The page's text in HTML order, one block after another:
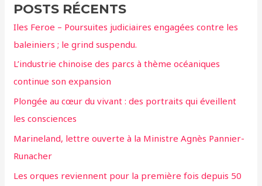
r
c
h
e
r
:
POSTS RÉCENTS
Iles Feroe – Poursuites judiciaires engagées contre les
baleiniers ; le grind suspendu.
L’industrie chinoise des parcs à thème océaniques
continue son expansion
Plongée au cœur du vivant : des portraits qui éveillent
les consciences
Marineland, lettre ouverte à la Ministre Agnès Pannier-
Runacher
Les orques reviennent pour la première fois depuis 50